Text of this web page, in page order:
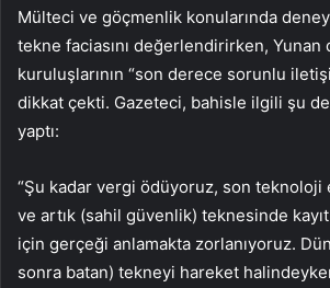
Mülteci ve göçmenlik konularında
tekne faciasını değerlendirirken,
kuruluşlarının “son derece sorunlu
dikkat çekti. Gazeteci, bahisle ilgili şu
yaptı:
“Şu kadar vergi ödüyoruz, son teknoloji
ve artık (sahil güvenlik) teknesinde kayıt
için gerçeği anlamakta zorlanıyoruz.
sonra batan) tekneyi hareket